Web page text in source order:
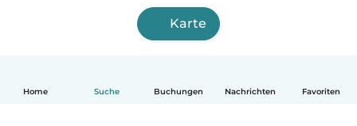
Home Suche Buchungen Nachrichten Favoriten
Karte